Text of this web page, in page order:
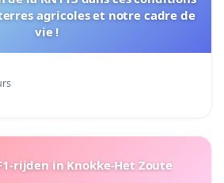
agricoles et notre cadre de
vie !
rijden in Knokke-Het Zoute